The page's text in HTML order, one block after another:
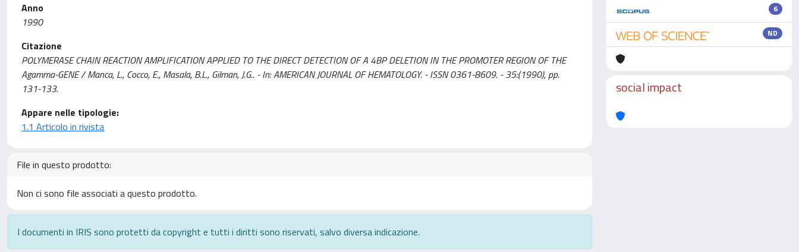
Anno
1990
Citazione
POLYMERASE CHAIN REACTION AMPLIFICATION APPLIED TO THE DIRECT DETECTION OF A 4BP DELETION IN THE PROMOTER REGION OF THE
Agamma-GENE / Manca, L., Cocco, E., Masala, B.L., Gilman, J.G.. - In: AMERICAN JOURNAL OF HEMATOLOGY. - ISSN 0361-8609. - 35:(1990), pp.
131-133.
Appare nelle tipologie:
1.1 Articolo in rivista
File in questo prodotto:
Non ci sono file associati a questo prodotto.
I documenti in IRIS sono protetti da copyright e tutti i diritti sono riservati, salvo diversa indicazione.
6
ND
social impact